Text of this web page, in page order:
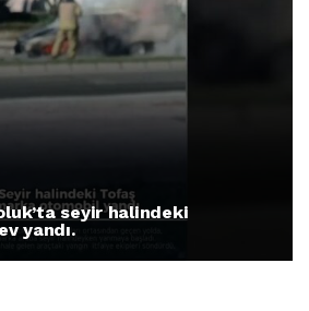
seyir halindeki
yandı.